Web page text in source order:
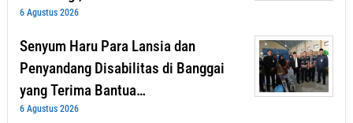
6 Agustus 2026
Senyum Haru Para Lansia dan
Penyandang Disabilitas di Banggai
yang Terima Bantua…
6 Agustus 2026